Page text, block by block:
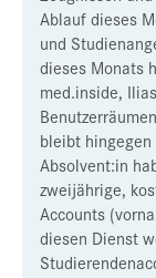
Ablauf dieses
und
dieses Monats
med.inside,
bleibt
Absolvent:in
zweijährige,
Accounts
diesen Dienst